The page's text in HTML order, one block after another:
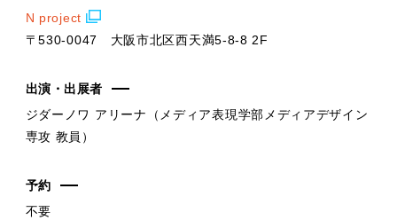
N project
〒530-0047 大阪市北区西天満5-8-8 2F
出演・出展者
ジダーノワ アリーナ（メディア表現学部メディアデザイン
専攻 教員）
予約
不要